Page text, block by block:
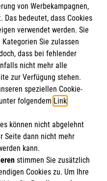
und Caritas eG
2140 13
als eingetragene
von Werbekampagnen,
Das bedeutet, dass Cookies
verwendet werden. Sie
Sie zulassen
dass bei fehlender
nicht mehr alle
zur Verfügung stehen.
speziellen Cookie-
folgendem Link.
können nicht abgelehnt
Seite dann nicht mehr
kann.
stimmen Sie zusätzlich
Cookies zu. Um Ihre